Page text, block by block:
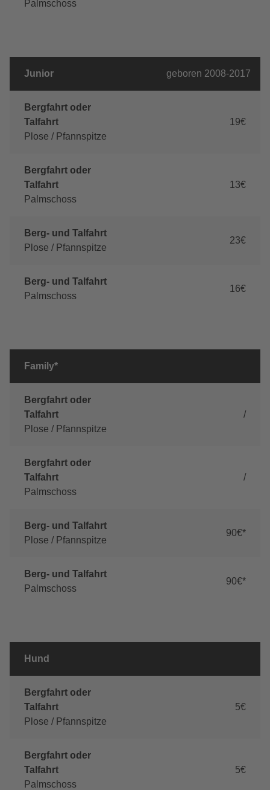
Palmschoss
Junior geboren 2008-2017
Bergfahrt oder
Talfahrt
Plose / Pfannspitze
19€
Bergfahrt oder
Talfahrt
Palmschoss
13€
Berg- und Talfahrt
Plose / Pfannspitze
23€
Berg- und Talfahrt
Palmschoss
16€
Family*
Bergfahrt oder
Talfahrt
Plose / Pfannspitze
/
Bergfahrt oder
Talfahrt
Palmschoss
/
Berg- und Talfahrt
Plose / Pfannspitze
90€*
Berg- und Talfahrt
Palmschoss
90€*
Hund
Bergfahrt oder
Talfahrt
Plose / Pfannspitze
5€
Bergfahrt oder
Talfahrt
Palmschoss
5€